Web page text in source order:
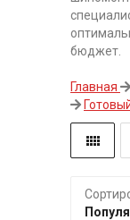
бюджет.
Главная